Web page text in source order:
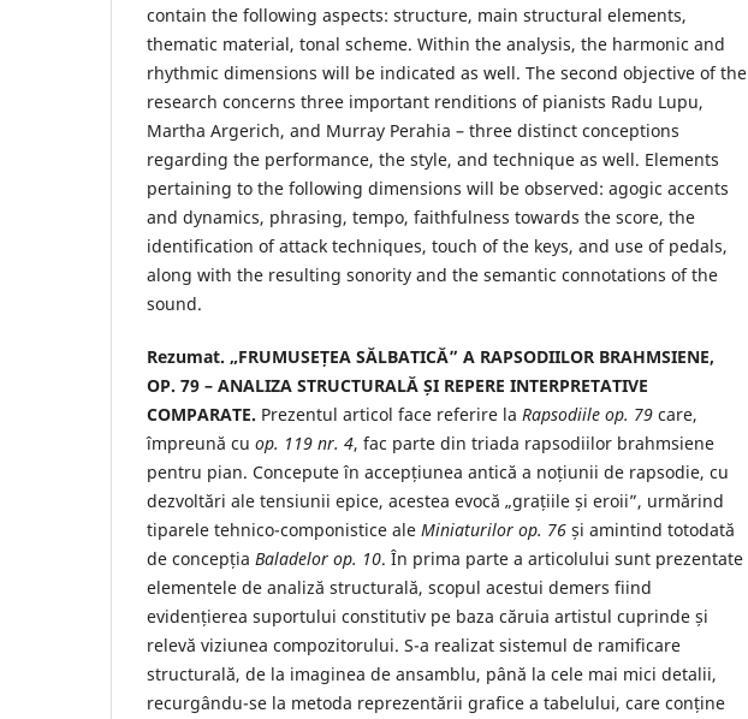
contain the following aspects: structure, main structural elements,
thematic material, tonal scheme. Within the analysis, the harmonic and
rhythmic dimensions will be indicated as well. The second objective of the
research concerns three important renditions of pianists Radu Lupu,
Martha Argerich, and Murray Perahia – three distinct conceptions
regarding the performance, the style, and technique as well. Elements
pertaining to the following dimensions will be observed: agogic accents
and dynamics, phrasing, tempo, faithfulness towards the score, the
identification of attack techniques, touch of the keys, and use of pedals,
along with the resulting sonority and the semantic connotations of the
sound.
Rezumat. „FRUMUSEȚEA SĂLBATICĂ” A RAPSODIILOR BRAHMSIENE,
OP. 79 – ANALIZA STRUCTURALĂ ȘI REPERE INTERPRETATIVE
COMPARATE. Prezentul articol face referire la Rapsodiile op. 79 care,
împreună cu op. 119 nr. 4, fac parte din triada rapsodiilor brahmsiene
pentru pian. Concepute în accepțiunea antică a noțiunii de rapsodie, cu
dezvoltări ale tensiunii epice, acestea evocă „grațiile și eroii”, urmărind
tiparele tehnico-componistice ale Miniaturilor op. 76 și amintind totodată
de concepția Baladelor op. 10. În prima parte a articolului sunt prezentate
elementele de analiză structurală, scopul acestui demers fiind
evidențierea suportului constitutiv pe baza căruia artistul cuprinde și
relevă viziunea compozitorului. S-a realizat sistemul de ramificare
structurală, de la imaginea de ansamblu, până la cele mai mici detalii,
recurgându-se la metoda reprezentării grafice a tabelului, care conține